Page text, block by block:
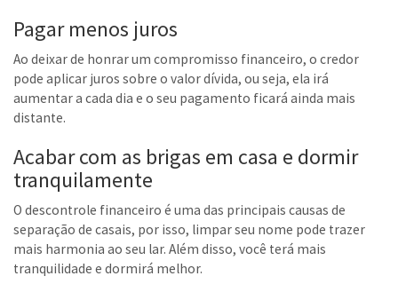
Pagar menos juros
Ao deixar de honrar um compromisso financeiro, o credor
pode aplicar juros sobre o valor dívida, ou seja, ela irá
aumentar a cada dia e o seu pagamento ficará ainda mais
distante.
Acabar com as brigas em casa e dormir
tranquilamente
O descontrole financeiro é uma das principais causas de
separação de casais, por isso, limpar seu nome pode trazer
mais harmonia ao seu lar. Além disso, você terá mais
tranquilidade e dormirá melhor.